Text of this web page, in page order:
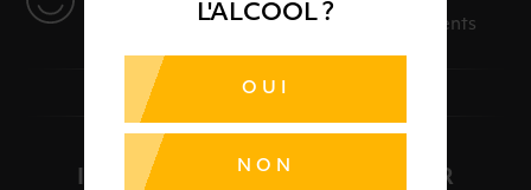
L'ALCOOL ?
OUI
NON
Des solutions adaptées à vos événements
INSCRIPTION À LA NEWSLETTER